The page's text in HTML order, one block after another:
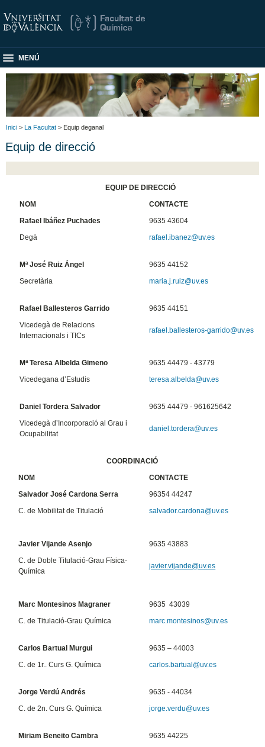
MENÚ
Inici > La Facultat > Equip deganal
Equip de direcció
EQUIP DE DIRECCIÓ
NOM
CONTACTE
Rafael Ibáñez Puchades
9635 43604
Degà
rafael.ibanez@uv.es
Mª José Ruiz Ángel
9635 44152
Secretària
maria.j.ruiz@uv.es
Rafael Ballesteros Garrido
9635 44151
Vicedegà de Relacions
Internacionals i TICs
rafael.ballesteros-garrido@uv.es
Mª Teresa Albelda Gimeno
9635 44479 - 43779
Vicedegana d’Estudis
teresa.albelda@uv.es
Daniel Tordera Salvador
9635 44479 - 961625642
Vicedegà d’Incorporació al Grau i
Ocupabilitat
daniel.tordera@uv.es
COORDINACIÓ
NOM
CONTACTE
Salvador José Cardona Serra
96354 44247
C. de Mobilitat de Titulació
salvador.cardona@uv.es
Javier Vijande Asenjo
9635 43883
C. de Doble Titulació-Grau Física-
Química
javier.vijande@uv.es
Marc Montesinos Magraner
9635 43039
C. de Titulació-Grau Química
marc.montesinos@uv.es
Carlos Bartual Murgui
9635 – 44003
C. de 1r.. Curs G. Química
carlos.bartual@uv.es
Jorge Verdú Andrés
9635 - 44034
C. de 2n. Curs G. Química
jorge.verdu@uv.es
Miriam Beneito Cambra
9635 44225